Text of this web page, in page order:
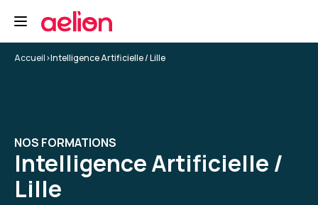
Accueil>Intelligence Artificielle / Lille
NOS FORMATIONS
Intelligence Artificielle /
Lille
Une excellente formation sur l'IA générative.
Formation : IA générative, état de l'art
Christine D. Le 19/01/2026